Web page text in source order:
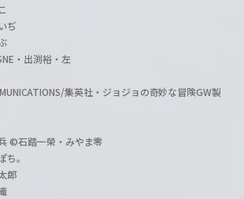
ぢ
・出渕裕・左
集英社・ジョジョの奇妙な冒険GW製
©石踏一榮・みやま零
。
郎